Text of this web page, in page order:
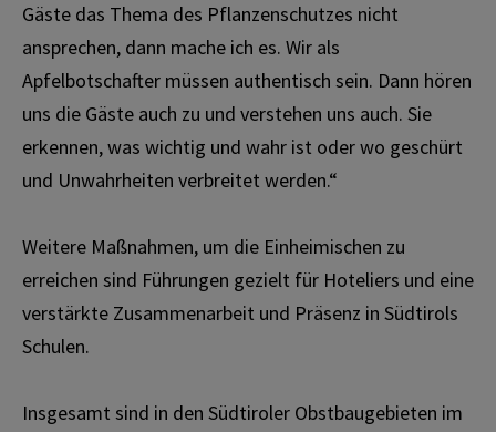
Gäste das Thema des Pflanzenschutzes nicht
ansprechen, dann mache ich es. Wir als
Apfelbotschafter müssen authentisch sein. Dann hören
uns die Gäste auch zu und verstehen uns auch. Sie
erkennen, was wichtig und wahr ist oder wo geschürt
und Unwahrheiten verbreitet werden.“
Weitere Maßnahmen, um die Einheimischen zu
erreichen sind Führungen gezielt für Hoteliers und eine
verstärkte Zusammenarbeit und Präsenz in Südtirols
Schulen.
Insgesamt sind in den Südtiroler Obstbaugebieten im